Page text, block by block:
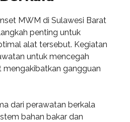
MWM di Sulawesi Barat
penting untuk
alat tersebut. Kegiatan
untuk mencegah
mengakibatkan gangguan
dari perawatan berkala
bahan bakar dan